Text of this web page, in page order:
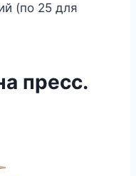
(по 25 для
пресс.